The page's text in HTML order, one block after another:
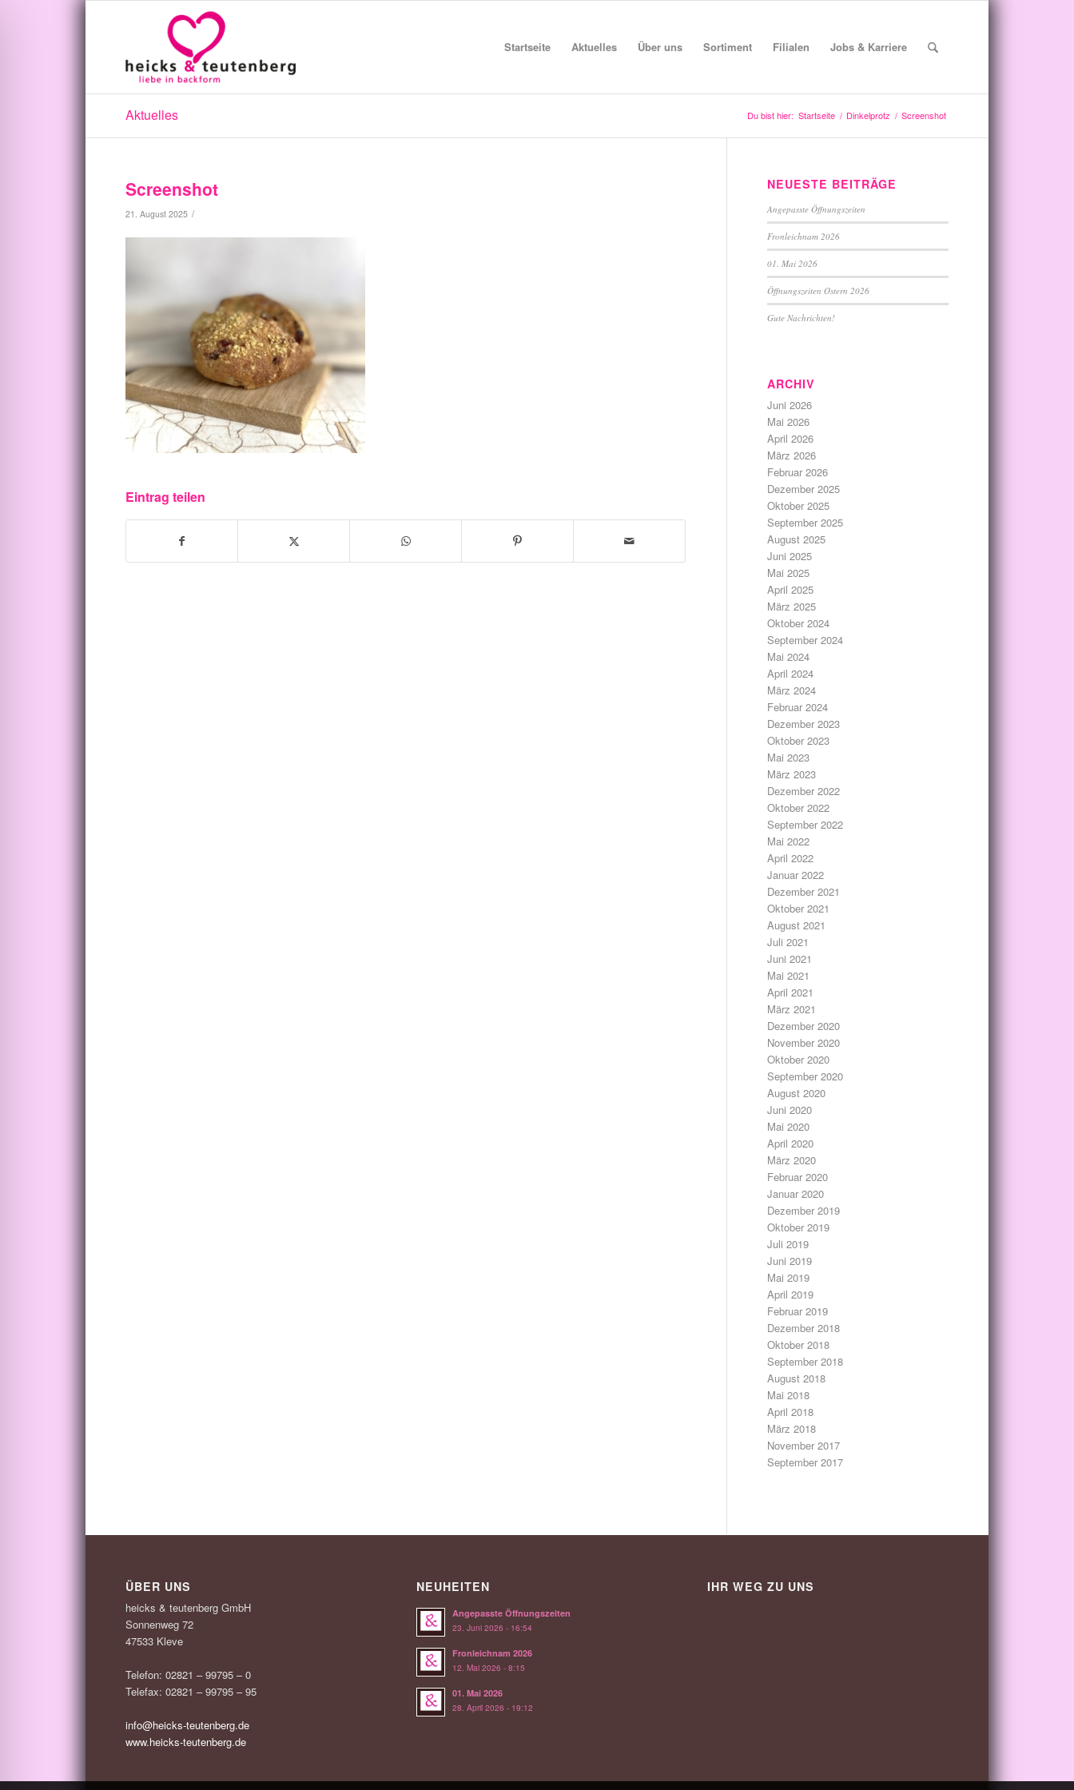
Startseite Aktuelles Über uns Sortiment Filialen Jobs & Karriere
Aktuelles Du bist hier: Startseite / Dinkelprotz / Screenshot
Screenshot
21. August 2025 /
Eintrag teilen
NEUESTE BEITRÄGE
Angepasste Öffnungszeiten
Fronleichnam 2026
01. Mai 2026
Öffnungszeiten Ostern 2026
Gute Nachrichten!
ARCHIV
Juni 2026
Mai 2026
April 2026
März 2026
Februar 2026
Dezember 2025
Oktober 2025
September 2025
August 2025
Juni 2025
Mai 2025
April 2025
März 2025
Oktober 2024
September 2024
Mai 2024
April 2024
März 2024
Februar 2024
Dezember 2023
Oktober 2023
Mai 2023
März 2023
Dezember 2022
Oktober 2022
September 2022
Mai 2022
April 2022
Januar 2022
Dezember 2021
Oktober 2021
August 2021
Juli 2021
Juni 2021
Mai 2021
April 2021
März 2021
Dezember 2020
November 2020
Oktober 2020
September 2020
August 2020
Juni 2020
Mai 2020
April 2020
März 2020
Februar 2020
Januar 2020
Dezember 2019
Oktober 2019
Juli 2019
Juni 2019
Mai 2019
April 2019
Februar 2019
Dezember 2018
Oktober 2018
September 2018
August 2018
Mai 2018
April 2018
März 2018
November 2017
September 2017
ÜBER UNS
heicks & teutenberg GmbH
Sonnenweg 72
47533 Kleve
Telefon: 02821 – 99795 – 0
Telefax: 02821 – 99795 – 95
info@heicks-teutenberg.de
www.heicks-teutenberg.de
NEUHEITEN
Angepasste Öffnungszeiten
23. Juni 2026 - 16:54
Fronleichnam 2026
12. Mai 2026 - 8:15
01. Mai 2026
28. April 2026 - 19:12
IHR WEG ZU UNS